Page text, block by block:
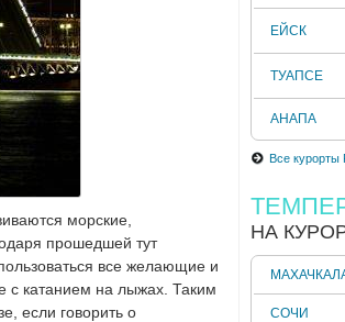
морские,
прошедшей тут
все желающие и
с катанием на лыжах. Таким
если говорить о
ЕЙСК
ТУАПСЕ
АНАПА
Все курорты
НА
СОЧИ